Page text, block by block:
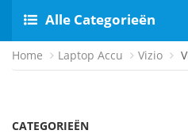
Alle Categorieën
Home Laptop Accu Vizio
CATEGORIEËN